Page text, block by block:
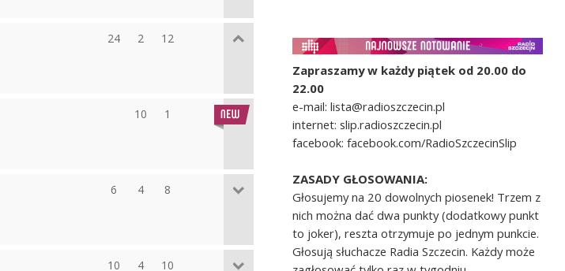
24 2 12
10 1
6 4 8
10 4 10
Zapraszamy w każdy piątek od 20.00 do
22.00
e-mail: lista@radioszczecin.pl
internet: slip.radioszczecin.pl
facebook: facebook.com/RadioSzczecinSlip
ZASADY GŁOSOWANIA:
Głosujemy na 20 dowolnych piosenek! Trzem z
nich można dać dwa punkty (dodatkowy punkt
to joker), reszta otrzymuje po jednym punkcie.
Głosują słuchacze Radia Szczecin. Każdy może